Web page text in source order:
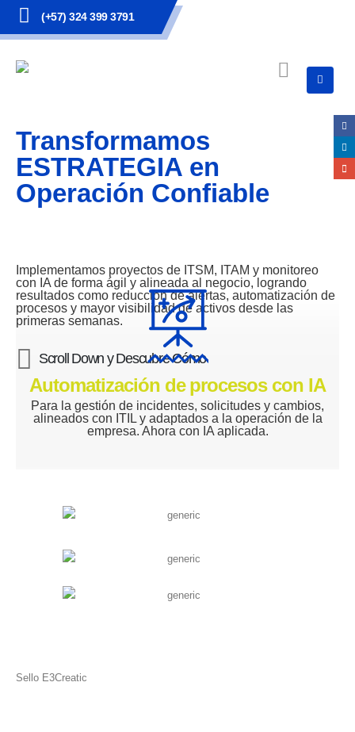
(+57) 324 399 3791
Transformamos
ESTRATEGIA en
Operación Confiable
Implementamos proyectos de ITSM, ITAM y monitoreo
con IA de forma ágil y alineada al negocio, logrando
resultados como reducción de alertas, automatización de
procesos y mayor visibilidad de activos desde las
primeras semanas.
Scroll Down y Descubre Cómo
Automatización de procesos con IA
Para la gestión de incidentes, solicitudes y cambios,
alineados con ITIL y adaptados a la operación de la
empresa. Ahora con IA aplicada.
Sello E3Creatic